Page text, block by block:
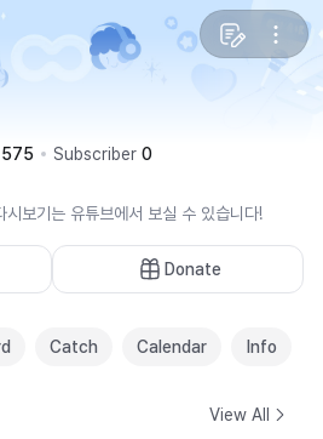
575 Subscriber 0
시보기는 유튜브에서 보실 수 있습니다!
Donate
Catch Calendar Info
View All